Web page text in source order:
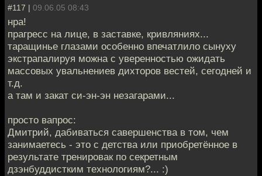
#117 | 09.06.05 08:43
нра!
прагресс на лице, в заставке, кривляниях...
таращинье глазами особенно впечатлило сынуху
экстрапалируя можна с уверенностью ожидать
массовых увальнениев дихторов вестей, сегодней и
т.д.
а там и закат си-эн-эн незагарами...
просто вапрос:
Дмитрий, дабиваться савершенства в том, чем
занимаетесь - это с детства или приобретённое в
результате тренировак по секретным
дзэнбуддистким технологиям?... :)